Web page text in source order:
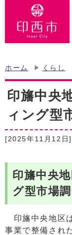
ホーム くらし
印旛中央
ィング型
[2025年11月12日]
印旛中央
グ型市場
印旛中央地区
事業で整備され